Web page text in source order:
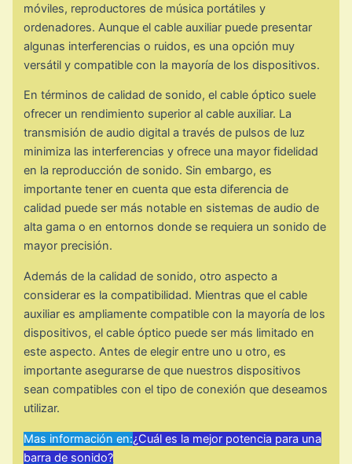
móviles, reproductores de música portátiles y
ordenadores. Aunque el cable auxiliar puede presentar
algunas interferencias o ruidos, es una opción muy
versátil y compatible con la mayoría de los dispositivos.
En términos de calidad de sonido, el cable óptico suele
ofrecer un rendimiento superior al cable auxiliar. La
transmisión de audio digital a través de pulsos de luz
minimiza las interferencias y ofrece una mayor fidelidad
en la reproducción de sonido. Sin embargo, es
importante tener en cuenta que esta diferencia de
calidad puede ser más notable en sistemas de audio de
alta gama o en entornos donde se requiera un sonido de
mayor precisión.
Además de la calidad de sonido, otro aspecto a
considerar es la compatibilidad. Mientras que el cable
auxiliar es ampliamente compatible con la mayoría de los
dispositivos, el cable óptico puede ser más limitado en
este aspecto. Antes de elegir entre uno u otro, es
importante asegurarse de que nuestros dispositivos
sean compatibles con el tipo de conexión que deseamos
utilizar.
Mas información en:¿Cuál es la mejor potencia para una
barra de sonido?